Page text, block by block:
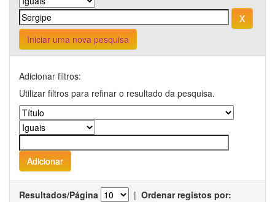
Iniciar uma nova pesquisa
Adicionar filtros:
Utilizar filtros para refinar o resultado da pesquisa.
Resultados/Página | Ordenar registos por: